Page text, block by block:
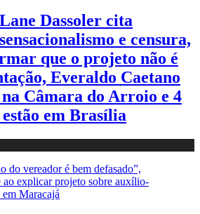
Dassoler cita
e censura,
que o projeto não é
Everaldo Caetano
na Câmara do Arroio e 4
em Brasília